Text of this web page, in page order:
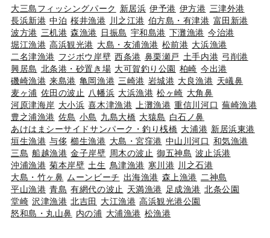
大三島フィッシングパーク 新居浜 伊予港 伊方港 三津外港
長浜新港 中泊 桜井漁港 川之江港 伯方島・有津港 富田新港
波方港 三机港 森漁港 日振島 宇和島港 下灘漁港 今治港
堀江漁港 高浜観光港 大島・友浦漁港 松前港 大浜漁港
二名津漁港 フジボウ岸壁 西条港 鼻栗瀬戸 土手内港 弓削港
興居島 北条港・砂置き場 大可賀釣り公園 柏崎 今出港
磯崎漁港 来島港 亀岡漁港 三崎港 岩城港 大良漁港 天嶬鼻
麦ヶ浦 佐田の波止 八幡浜 大浜漁港 松ヶ崎 大角鼻
河原津海岸 大小浜 喜木津漁港 上灘漁港 重信川河口 蕪崎漁港
豊之浦漁港 佐島 小島 九島大橋 大猿島 白石ノ鼻
あけはまシーサイドサンパーク・釣り桟橋 大浦港 新居浜東港
垣生漁港 与侈 櫛生漁港 大島・宮窪港 中山川河口 和気漁港
三島 船越漁港 金子岸壁 周木の波止 御五神島 波止浜港
沖浦漁港 菊本岸壁 土生 鳥津漁港 寒川港 川之石港
大島・竹ヶ鼻 ムーンビーチ 出海漁港 森上漁港 二神島
平山漁港 青島 有網代の波止 天満漁港 足成漁港 北条公園
堂崎 沢津漁港 北吉田 大江漁港 高浜観光港公園
怒和島・丸山鼻 内の浦 大浦漁港 松漁港